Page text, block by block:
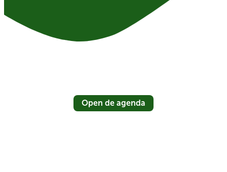
Open de agenda